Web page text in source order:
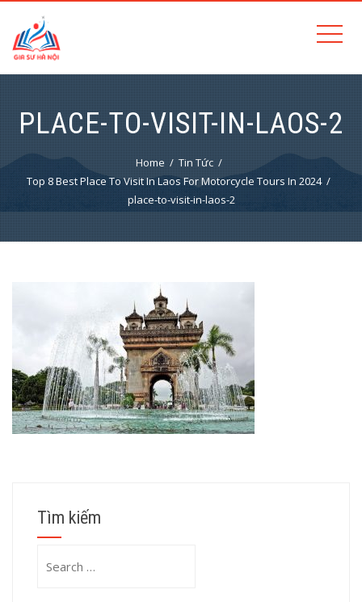
PLACE-TO-VISIT-IN-LAOS-2
Home
Tin Tức
Top 8 Best Place To Visit In Laos For Motorcycle Tours In 2024
place-to-visit-in-laos-2
Tìm kiếm